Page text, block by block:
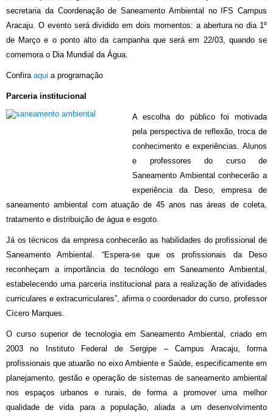
secretaria da Coordenação de Saneamento Ambiental no IFS Campus
Aracaju. O evento será dividido em dois momentos: a abertura no dia 1º
de Março e o ponto alto da campanha que será em 22/03, quando se
comemora o Dia Mundial da Água.
Confira aqui a programação
Parceria institucional
A escolha do público foi motivada
pela perspectiva de reflexão, troca de
conhecimento e experiências. Alunos
e professores do curso de
Saneamento Ambiental conhecerão a
experiência da Deso, empresa de
saneamento ambiental com atuação de 45 anos nas áreas de coleta,
tratamento e distribuição de água e esgoto.
Já os técnicos da empresa conhecerão as habilidades do profissional de
Saneamento Ambiental. “Espera-se que os profissionais da Deso
reconheçam a importância do tecnólogo em Saneamento Ambiental,
estabelecendo uma parceria institucional para a realização de atividades
curriculares e extracurriculares”, afirma o coordenador do curso, professor
Cícero Marques.
O curso superior de tecnologia em Saneamento Ambiental, criado em
2003 no Instituto Federal de Sergipe – Campus Aracaju, forma
profissionais que atuarão no eixo Ambiente e Saúde, especificamente em
planejamento, gestão e operação de sistemas de saneamento ambiental
nos espaços urbanos e rurais, de forma a promover uma melhor
qualidade de vida para a população, aliada a um desenvolvimento